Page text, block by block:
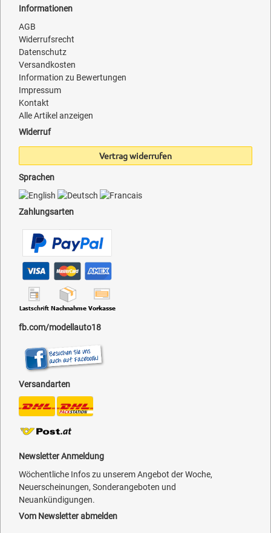
Informationen
AGB
Widerrufsrecht
Datenschutz
Versandkosten
Information zu Bewertungen
Impressum
Kontakt
Alle Artikel anzeigen
Widerruf
Vertrag widerrufen
Sprachen
Zahlungsarten
fb.com/modellauto18
Versandarten
Newsletter Anmeldung
Wöchentliche Infos zu unserem Angebot der Woche,
Neuerscheinungen, Sonderangeboten und
Neuankündigungen.
Vom Newsletter abmelden